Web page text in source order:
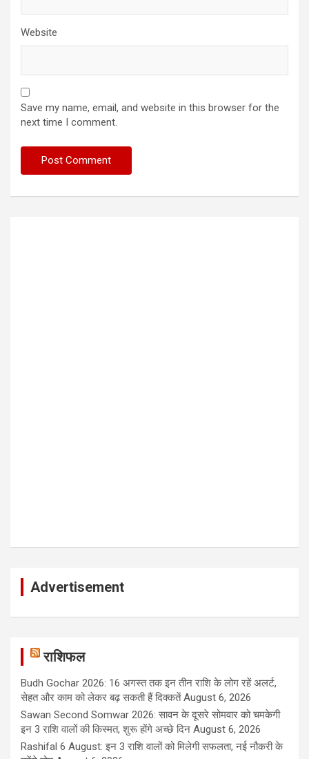
Website
Save my name, email, and website in this browser for the
next time I comment.
Advertisement
राशिफल
Budh Gochar 2026: 16 अगस्त तक इन तीन राशि के लोग रहें अलर्ट,
सेहत और काम को लेकर बढ़ सकती हैं दिक्कतें August 6, 2026
Sawan Second Somwar 2026: सावन के दूसरे सोमवार को चमकेगी
इन 3 राशि वालों की किस्मत, शुरू होंगे अच्छे दिन August 6, 2026
Rashifal 6 August: इन 3 राशि वालों को मिलेगी सफलता, नई नौकरी के